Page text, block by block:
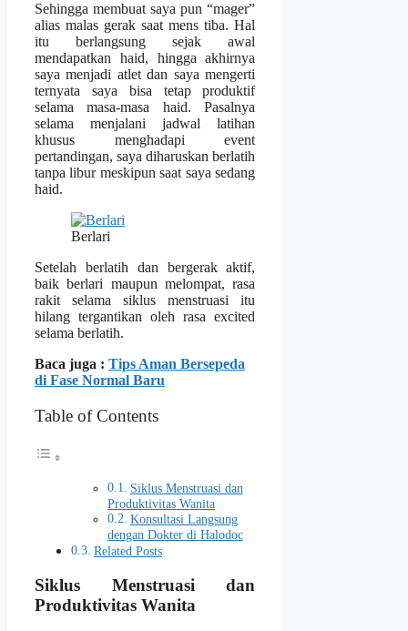
Sehingga membuat saya pun “mager”
alias malas gerak saat mens tiba. Hal
itu berlangsung sejak awal
mendapatkan haid, hingga akhirnya
saya menjadi atlet dan saya mengerti
ternyata saya bisa tetap produktif
selama masa-masa haid. Pasalnya
selama menjalani jadwal latihan
khusus menghadapi event
pertandingan, saya diharuskan berlatih
tanpa libur meskipun saat saya sedang
haid.
Berlari
Setelah berlatih dan bergerak aktif,
baik berlari maupun melompat, rasa
rakit selama siklus menstruasi itu
hilang tergantikan oleh rasa excited
selama berlatih.
Baca juga : Tips Aman Bersepeda
di Fase Normal Baru
Table of Contents
Siklus Menstruasi dan
Produktivitas Wanita
Konsultasi Langsung
dengan Dokter di Halodoc
Related Posts
Siklus Menstruasi dan
Produktivitas Wanita